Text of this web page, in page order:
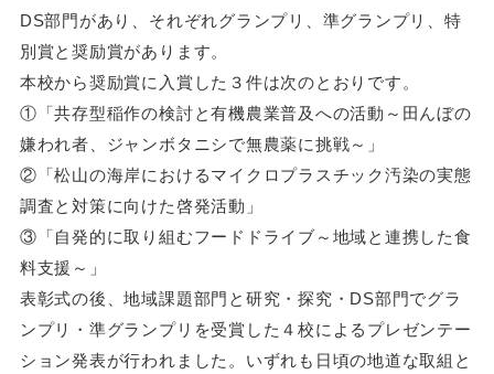
DS部門があり、それぞれグランプリ、準グランプリ、特
別賞と奨励賞があります。
本校から奨励賞に入賞した３件は次のとおりです。
①「共存型稲作の検討と有機農業普及への活動～田んぼの
嫌われ者、ジャンボタニシで無農薬に挑戦～」
②「松山の海岸におけるマイクロプラスチック汚染の実態
調査と対策に向けた啓発活動」
③「自発的に取り組むフードドライブ～地域と連携した食
料支援～」
表彰式の後、地域課題部門と研究・探究・DS部門でグラ
ンプリ・準グランプリを受賞した４校によるプレゼンテー
ション発表が行われました。いずれも日頃の地道な取組と